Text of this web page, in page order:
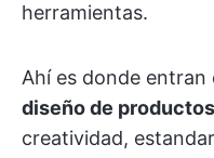
herramientas.
Ahí es donde entran
diseño de productos
creatividad,